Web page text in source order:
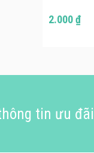
2.000 ₫
tin ưu